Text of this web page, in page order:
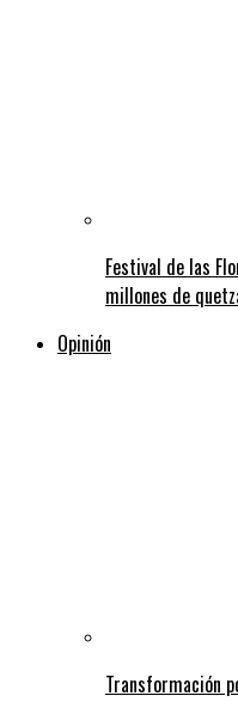
Festival de las
millones de
Opinión
Transformación